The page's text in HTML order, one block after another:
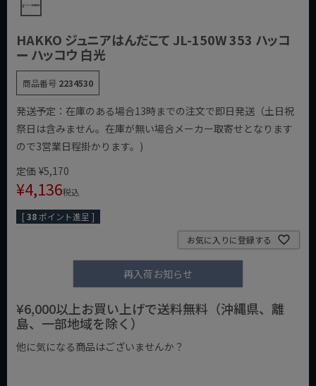
HAKKO ジュニアはんだこて JL-150W 353 ハッコ
ー ハッコウ 白光
商品番号 2234530
発送予定：在庫のある場合13時までの注文で即日発送（土日祝
祭日は含みません。在庫が無い場合メーカー取寄せとなります
ので3営業日程掛かります。)
定価 ¥5,170
¥4,136税込
[38ポイント進呈 ]
お気に入りに登録する
再入荷お知らせ
¥6,000以上お買い上げで送料無料（沖縄県、離
島、一部地域を除く）
他に気になる商品はございませんか？